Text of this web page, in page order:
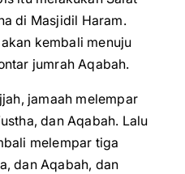
di Masjidil Haram.
kembali menuju
jumrah Aqabah.
jamaah melempar
dan Aqabah. Lalu
melempar tiga
dan Aqabah, dan